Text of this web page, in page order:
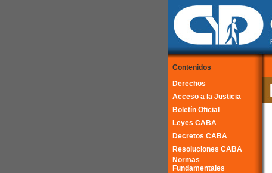
Contenidos
Derechos
Acceso a la Justicia
Boletín Oficial
Leyes CABA
Decretos CABA
Resoluciones CABA
Normas
Fundamentales